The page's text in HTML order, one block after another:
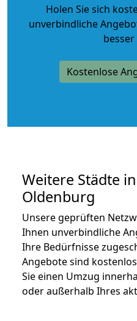
Holen Sie sich
unverbindliche
Kostenlose
Weitere Städte
Oldenburg
Unsere geprüften
Ihnen unverbindliche
Ihre Bedürfnisse
Angebote sind
Sie einen Umzug
oder außerhalb Ihres